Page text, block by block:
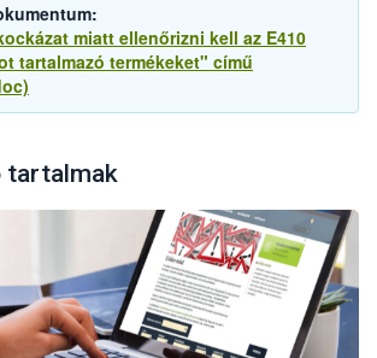
miatt ellenőrizni kell az E410
tartalmazó termékeket" című
tartalmak